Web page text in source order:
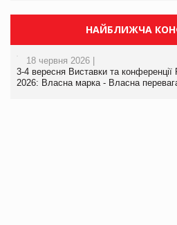
НАЙБЛИЖЧА
18 червня 2026 |
3-4 вересня Виставки та
2026: Власна марка - Власна